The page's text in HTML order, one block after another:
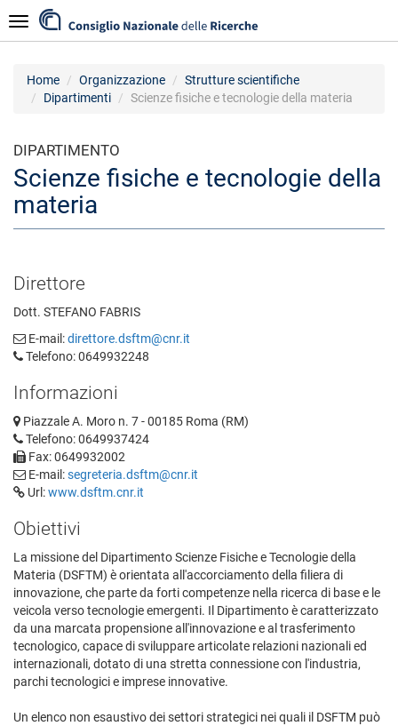
al
contenuto
Navigazione
Home Organizzazione
Strutture scientifiche
Dipartimenti
Scienze fisiche e tecnologie della materia
DIPARTIMENTO
Scienze fisiche e tecnologie della
materia
Direttore
Dott. STEFANO FABRIS
E-mail:direttore.dsftm@cnr.it
Telefono: 0649932248
Informazioni
Piazzale A. Moro n. 7 - 00185 Roma (RM)
Telefono: 0649937424
Fax: 0649932002
E-mail:segreteria.dsftm@cnr.it
Url:www.dsftm.cnr.it
Obiettivi
La missione del Dipartimento Scienze Fisiche e Tecnologie della
Materia (DSFTM) è orientata all'accorciamento della filiera di
innovazione, che parte da forti competenze nella ricerca di base e le
veicola verso tecnologie emergenti. Il Dipartimento è caratterizzato
da una marcata propensione all'innovazione e al trasferimento
tecnologico, capace di sviluppare articolate relazioni nazionali ed
internazionali, dotato di una stretta connessione con l'industria,
parchi tecnologici e imprese innovative.
Un elenco non esaustivo dei settori strategici nei quali il DSFTM può